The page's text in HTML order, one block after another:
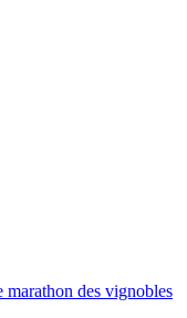
marathon des vignobles